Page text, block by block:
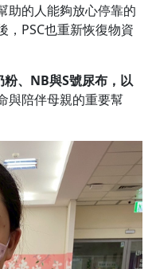
助的人能夠放心停靠的
，PSC也重新恢復物資
粉、NB與S號尿布，以
與陪伴母親的重要幫